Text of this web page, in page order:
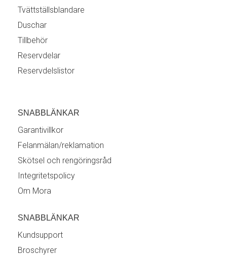
Tvättställsblandare
Duschar
Tillbehör
Reservdelar
Reservdelslistor
SNABBLÄNKAR
Garantivillkor
Felanmälan/reklamation
Skötsel och rengöringsråd
Integritetspolicy
Om Mora
SNABBLÄNKAR
Kundsupport
Broschyrer